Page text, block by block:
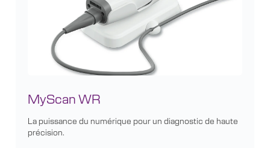
MyScan WR
La puissance du numérique pour un diagnostic de haute
précision.